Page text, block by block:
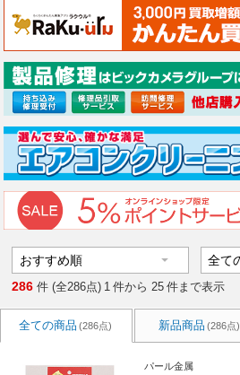
286 件 (全286点) 1 件から 25 件まで表示
全ての商品 (286点) 新品商品 (286点)
パール金属